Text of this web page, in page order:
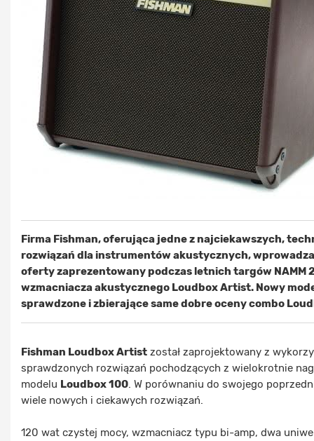
Firma Fishman, oferująca jedne z najciekawszych,
rozwiązań dla instrumentów akustycznych,
oferty zaprezentowany podczas letnich targów NAMM
wzmacniacza akustycznego Loudbox Artist. Nowy
sprawdzone i zbierające same dobre oceny combo
Fishman Loudbox Artist został zaprojektowany z
sprawdzonych rozwiązań pochodzących z wielokrotnie
modelu Loudbox 100. W porównaniu do swojego
wiele nowych i ciekawych rozwiązań.
120 wat czystej mocy, wzmacniacz typu bi-amp, dwa